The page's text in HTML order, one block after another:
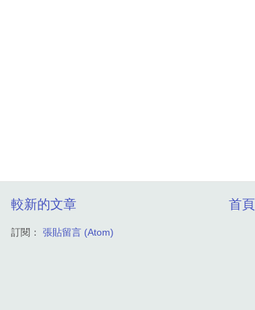
較新的文章 首頁
訂閱： 張貼留言 (Atom)